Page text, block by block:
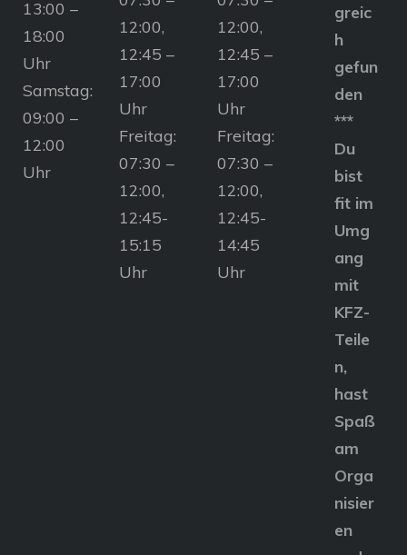
13:00 –
18:00
Uhr
Samstag:
09:00 –
12:00
Uhr
12:00,
12:45 –
17:00
Uhr
Freitag:
07:30 –
12:00,
12:45-
15:15
Uhr
12:00,
12:45 –
17:00
Uhr
Freitag:
07:30 –
12:00,
12:45-
14:45
Uhr
greic
h
gefun
den
***
Du
bist
fit im
Umg
ang
mit
KFZ-
Teile
n,
hast
Spaß
am
Orga
nisier
en